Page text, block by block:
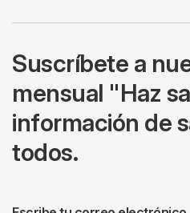
Suscríbete a
mensual "Haz
información de
todos.